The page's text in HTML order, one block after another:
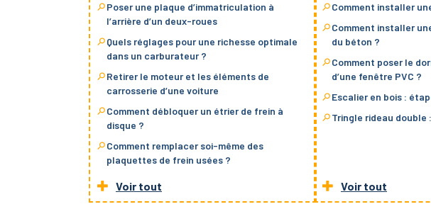
Poser une plaque d’immatriculation à
l’arrière d’un deux-roues
Quels réglages pour une richesse optimale
dans un carburateur ?
Retirer le moteur et les éléments de
carrosserie d’une voiture
Comment débloquer un étrier de frein à
disque ?
Comment remplacer soi-même des
plaquettes de frein usées ?
Voir tout
Comment installer
Comment installer
du béton ?
Comment poser le
d’une fenêtre PVC ?
Escalier en bois :
Tringle rideau double
Voir tout